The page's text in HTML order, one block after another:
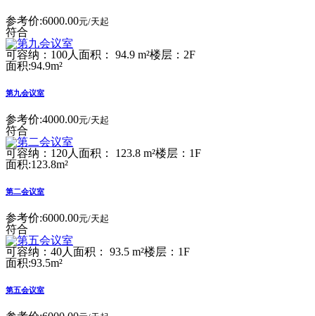
参考价:6000.00元/天起
符合
可容纳：100人 面积： 94.9 m²楼层：2F
面积:94.9m²
第九会议室
参考价:4000.00元/天起
符合
可容纳：120人 面积： 123.8 m²楼层：1F
面积:123.8m²
第二会议室
参考价:6000.00元/天起
符合
可容纳：40人 面积： 93.5 m²楼层：1F
面积:93.5m²
第五会议室